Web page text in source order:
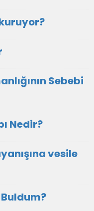
Sebebi
Nedir?
vesile
Buldum?